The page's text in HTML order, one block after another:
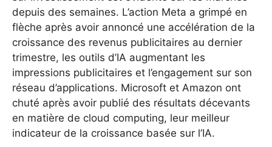
depuis des semaines. L’action Meta a grimpé en
flèche après avoir annoncé une accélération de la
croissance des revenus publicitaires au dernier
trimestre, les outils d’IA augmentant les
impressions publicitaires et l’engagement sur son
réseau d’applications. Microsoft et Amazon ont
chuté après avoir publié des résultats décevants
en matière de cloud computing, leur meilleur
indicateur de la croissance basée sur l’IA.